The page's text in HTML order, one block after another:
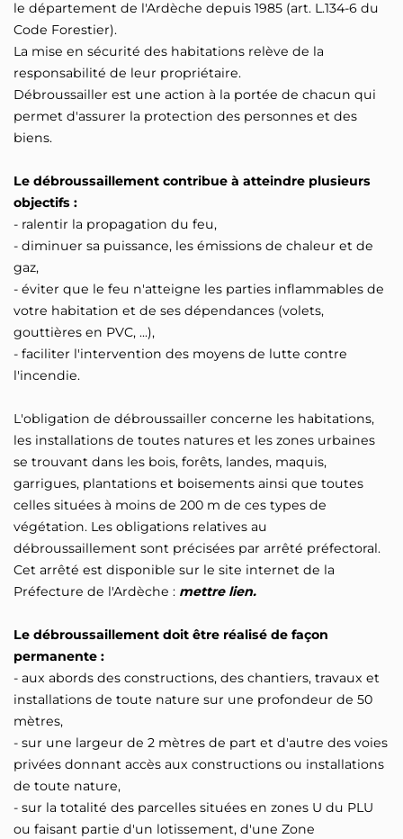
le département de l'Ardèche depuis 1985 (art. L.134-6 du
Code Forestier).
La mise en sécurité des habitations relève de la
responsabilité de leur propriétaire.
Débroussailler est une action à la portée de chacun qui
permet d'assurer la protection des personnes et des
biens.
Le débroussaillement contribue à atteindre plusieurs
objectifs :
- ralentir la propagation du feu,
- diminuer sa puissance, les émissions de chaleur et de
gaz,
- éviter que le feu n'atteigne les parties inflammables de
votre habitation et de ses dépendances (volets,
gouttières en PVC, ...),
- faciliter l'intervention des moyens de lutte contre
l'incendie.
L'obligation de débroussailler concerne les habitations,
les installations de toutes natures et les zones urbaines
se trouvant dans les bois, forêts, landes, maquis,
garrigues, plantations et boisements ainsi que toutes
celles situées à moins de 200 m de ces types de
végétation. Les obligations relatives au
débroussaillement sont précisées par arrêté préfectoral.
Cet arrêté est disponible sur le site internet de la
Préfecture de l'Ardèche : mettre lien.
Le débroussaillement doit être réalisé de façon
permanente :
- aux abords des constructions, des chantiers, travaux et
installations de toute nature sur une profondeur de 50
mètres,
- sur une largeur de 2 mètres de part et d'autre des voies
privées donnant accès aux constructions ou installations
de toute nature,
- sur la totalité des parcelles situées en zones U du PLU
ou faisant partie d'un lotissement, d'une Zone